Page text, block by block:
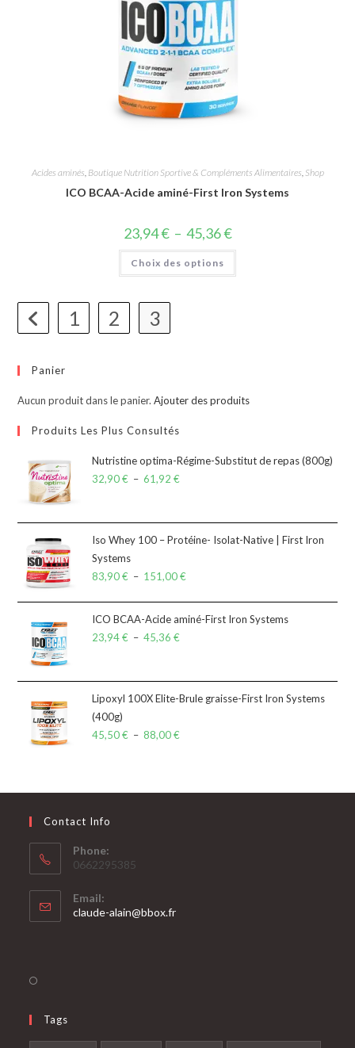
Acides aminés Boutique Nutrition Sportive & Compléments Alimentaires Shop
ICO BCAA-Acide aminé-First Iron Systems
23,94€ – 45,36€
Choix des options
1 2 3
Panier
Aucun produit dans le panier.Ajouter des produits
Produits Les Plus Consultés
Nutristine optima-Régime-Substitut de repas (800g)
32,90€ – 61,92€
Iso Whey 100 – Protéine- Isolat-Native | First Iron
Systems
83,90€ – 151,00€
ICO BCAA-Acide aminé-First Iron Systems
23,94€ – 45,36€
Lipoxyl 100X Elite-Brule graisse-First Iron Systems
(400g)
45,50€ – 88,00€
Contact Info
Phone:
0662295385
Email:
claude-alain@bbox.fr
Tags